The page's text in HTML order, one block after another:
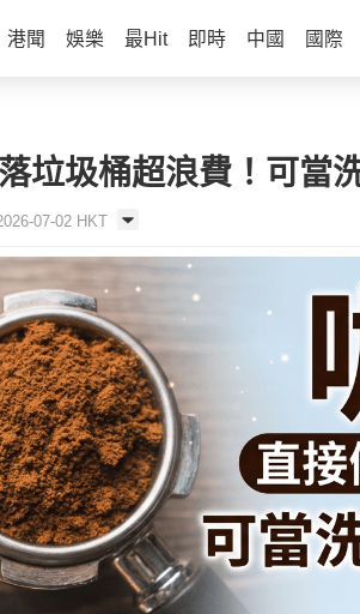
港聞 娛樂 最Hit 即時 中國 國際
垃圾桶超浪費！可當
07-02 HKT